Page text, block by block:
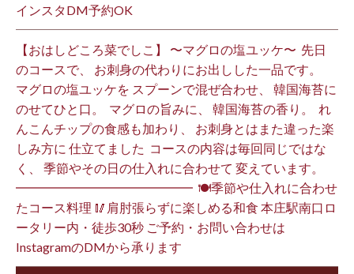
インスタDM予約OK ⁡
【おはしどころ菜でしこ】 〜マグロの塩ユッケ〜 ⁡ 先日
のコースで、 お刺身の代わりにお出しした一品です。 ⁡
マグロの塩ユッケを スプーンで混ぜ合わせ、 韓国海苔に
のせてひと口。 ⁡ マグロの旨みに、 韓国海苔の香り。 ⁡ れ
んこんチップの食感も加わり、 お刺身とはまた違った楽
しみ方に 仕立てました️ ⁡ コースの内容は毎回同じではな
く、 季節やその日の仕入れに合わせて 変えています。 ⁡
━━━━━━━━━━━━━━ ⁡ 🍽季節や仕入れに合わせ
たコース料理 🥢肩肘張らずに楽しめる和食 本庄駅南口ロ
ータリー内・徒歩30秒 ご予約・お問い合わせは
InstagramのDMから承ります ⁡